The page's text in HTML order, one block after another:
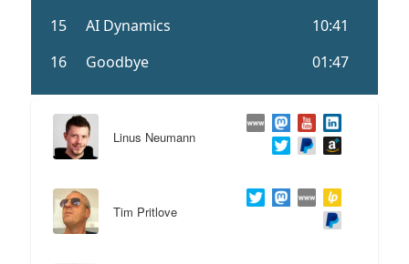
Linus Neumann
Tim Pritlove